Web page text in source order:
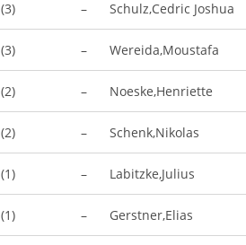
(3) – Schulz,Cedric Joshua
(3) – Wereida,Moustafa
(2) – Noeske,Henriette
(2) – Schenk,Nikolas
(1) – Labitzke,Julius
(1) – Gerstner,Elias